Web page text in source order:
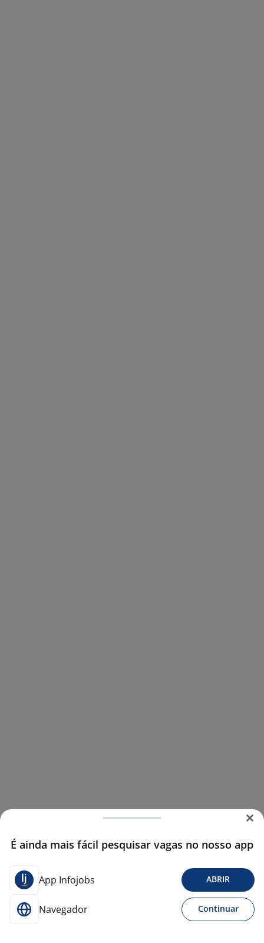
É ainda mais fácil pesquisar vagas no nosso app
App Infojobs ABRIR
Navegador Continuar